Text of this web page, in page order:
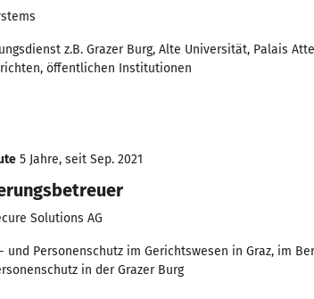
z.B. Grazer Burg, Alte Universität, Palais
öffentlichen Institutionen
5 Jahre, seit Sep. 2021
Solutions AG
und Personenschutz im Gerichtswesen in Graz, im
in der Grazer Burg